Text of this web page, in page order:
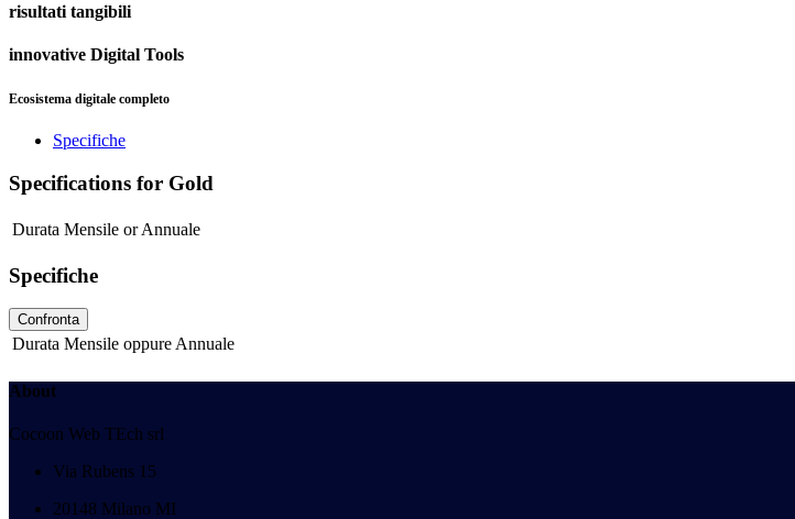
risultati tangibili
innovative Digital Tools
Ecosistema digitale completo
Specifiche
Specifications for Gold
Durata Mensile orAnnuale
Specifiche
Confronta
Durata Mensile oppure Annuale
About
Cocoon Web TEch srl
Via Rubens 15
20148 Milano MI